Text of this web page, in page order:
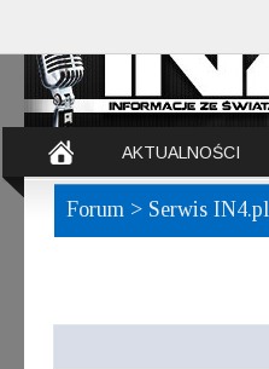
AKTUALNOŚCI
Forum > Serwis IN4.pl